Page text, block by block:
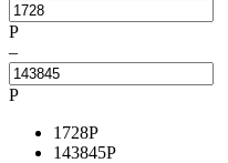
Р
–
Р
1728Р
143845Р